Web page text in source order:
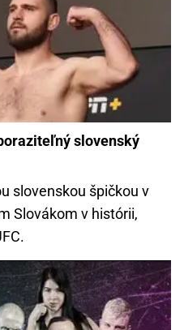
slovenský
slovenskou špičkou v
Slovákom v histórii,